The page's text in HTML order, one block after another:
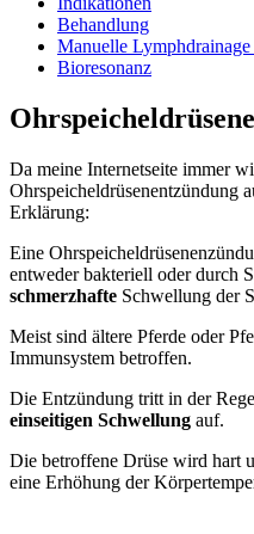
Behandlung
Manuelle
Bioresonanz
Da meine Internetseite immer
Ohrspeicheldrüsenentzündung
Erklärung:
Eine
entweder bakteriell oder durch
schmerzhafte Schwellung der
Meist sind ältere Pferde oder
Immunsystem betroffen.
Die Entzündung tritt in der
einseitigen Schwellung auf.
Die betroffene Drüse wird hart
eine Erhöhung der